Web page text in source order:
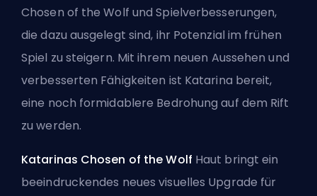
Chosen of the Wolf und Spielverbesserungen,
die dazu ausgelegt sind, ihr Potenzial im frühen
Spiel zu steigern. Mit ihrem neuen Aussehen und
verbesserten Fähigkeiten ist Katarina bereit,
eine noch formidablere Bedrohung auf dem Rift
zu werden.
Katarinas Chosen of the Wolf Haut bringt ein
beeindruckendes neues visuelles Upgrade für